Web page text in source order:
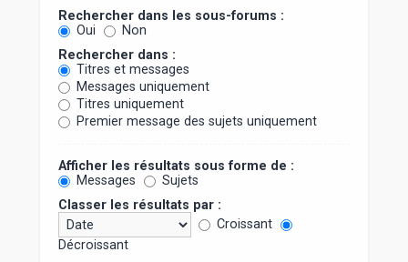
Rechercher dans les sous-forums :
Oui
Non
Rechercher dans :
Titres et messages
Messages uniquement
Titres uniquement
Premier message des sujets uniquement
Afficher les résultats sous forme de :
Messages
Sujets
Classer les résultats par :
Croissant
Décroissant